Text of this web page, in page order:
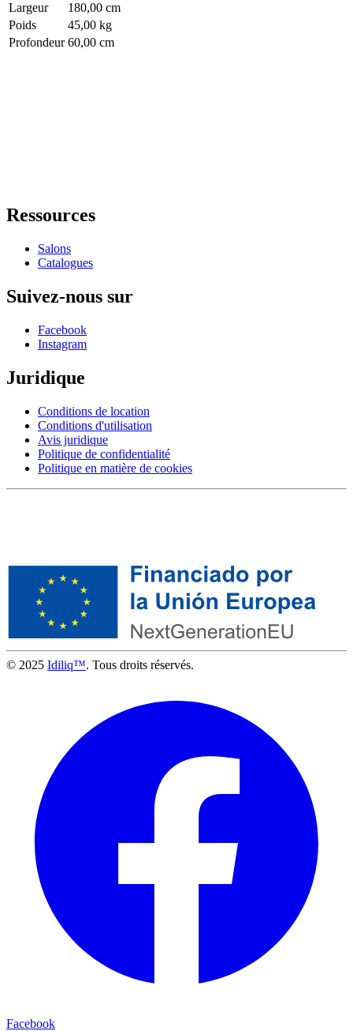
Largeur
180,00 cm
Poids
45,00 kg
Profondeur 60,00 cm
Ressources
Salons
Catalogues
Suivez-nous sur
Facebook
Instagram
Juridique
Conditions de location
Conditions d'utilisation
Avis juridique
Politique de confidentialité
Politique en matière de cookies
© 2025 Idiliq™. Tous droits réservés.
Facebook